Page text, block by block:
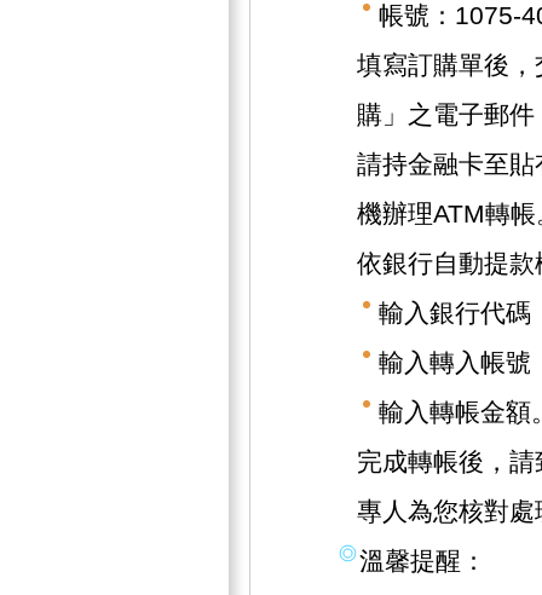
帳號：1075-
填寫訂購單後
購」之電子郵
請持金融卡至
機辦理ATM轉帳
依銀行自動提
輸入銀行代碼
輸入轉入帳號
輸入轉帳金額
完成轉帳後，
專人為您核對
溫馨提醒：